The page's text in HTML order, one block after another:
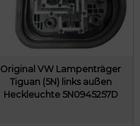
Original VW Lampenträger
Tiguan (5N) links außen
Heckleuchte 5N0945257D